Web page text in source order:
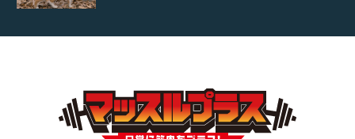
【TV】TBS番組「ひるおび」にてマッスルプ